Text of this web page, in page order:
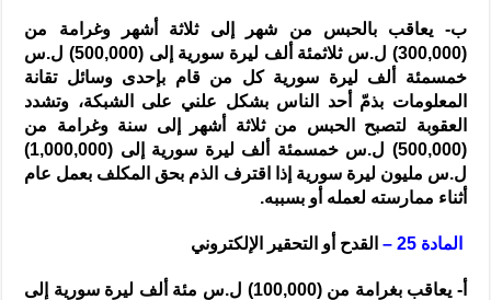
ب- يعاقب بالحبس من شهر إلى ثلاثة أشهر وغرامة من
(300,000) ل.س ثلاثمئة ألف ليرة سورية إلى (500,000) ل.س
خمسمئة ألف ليرة سورية كل من قام بإحدى وسائل تقانة
المعلومات بذمّ أحد الناس بشكل علني على الشبكة، وتشدد
العقوبة لتصبح الحبس من ثلاثة أشهر إلى سنة وغرامة من
(500,000) ل.س خمسمئة ألف ليرة سورية إلى (1,000,000)
ل.س مليون ليرة سورية إذا اقترف الذم بحق المكلف بعمل عام
أثناء ممارسته لعمله أو بسببه.
المادة 25 – القدح أو التحقير الإلكتروني
أ- يعاقب بغرامة من (100,000) ل.س مئة ألف ليرة سورية إلى